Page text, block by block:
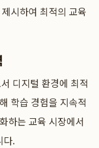
시하여 최적의 교육
디지털 환경에 최적
학습 경험을 지속적
하는 교육 시장에서
다.